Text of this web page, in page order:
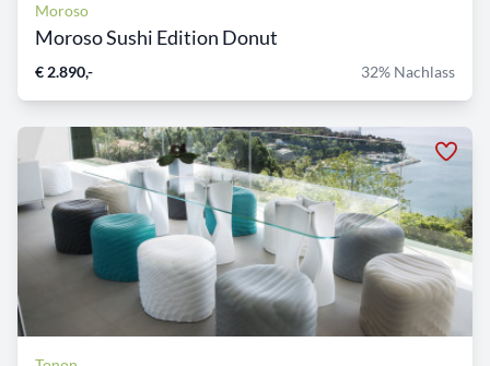
Moroso
Moroso Sushi Edition Donut
€ 2.890,- 32% Nachlass